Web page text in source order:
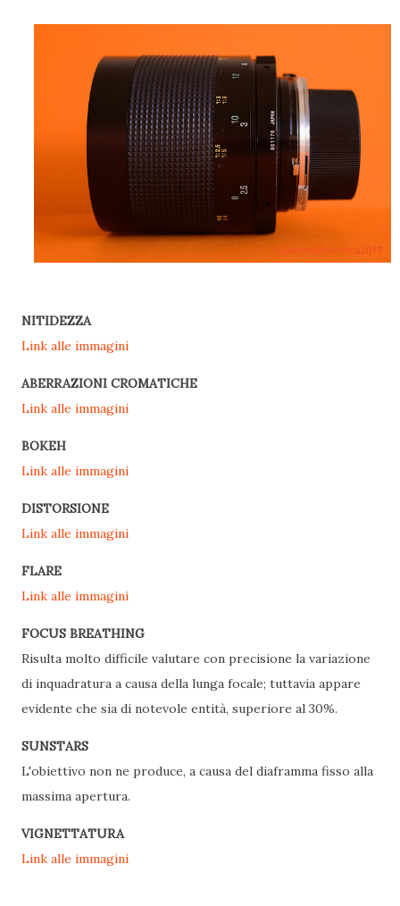
NITIDEZZA
Link alle immagini
ABERRAZIONI CROMATICHE
Link alle immagini
BOKEH
Link alle immagini
DISTORSIONE
Link alle immagini
FLARE
Link alle immagini
FOCUS BREATHING
Risulta molto difficile valutare con precisione la variazione
di inquadratura a causa della lunga focale; tuttavia appare
evidente che sia di notevole entità, superiore al 30%.
SUNSTARS
L'obiettivo non ne produce, a causa del diaframma fisso alla
massima apertura.
VIGNETTATURA
Link alle immagini